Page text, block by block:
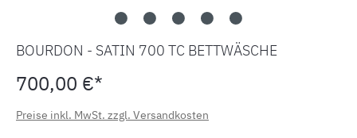
BOURDON - SATIN 700 TC BETTWÄSCHE
700,00 €*
Preise inkl. MwSt. zzgl. Versandkosten